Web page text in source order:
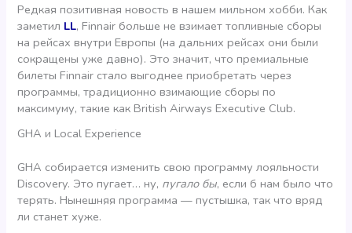
Редкая позитивная новость в нашем мильном хобби. Как
заметил LL, Finnair больше не взимает топливные сборы
на рейсах внутри Европы (на дальних рейсах они были
сокращены уже давно). Это значит, что премиальные
билеты Finnair стало выгоднее приобретать через
программы, традиционно взимающие сборы по
максимуму, такие как British Airways Executive Club.
GHA и Local Experience
GHA собирается изменить свою программу лояльности
Discovery. Это пугает… ну, пугало бы, если б нам было что
терять. Нынешняя программа — пустышка, так что вряд
ли станет хуже.